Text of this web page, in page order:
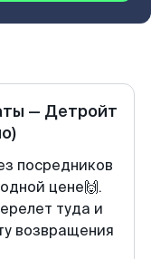
— Детройт
посредников
цене🙌.
туда и
возвращения